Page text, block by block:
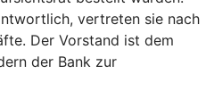
vertreten sie nach
Der Vorstand ist dem
der Bank zur